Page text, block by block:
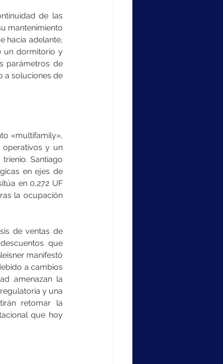
de las
mantenimiento
hacia adelante,
un dormitorio y
parámetros de
a soluciones de
«multifamily»,
operativos y un
Santiago
en ejes de
en 0,272 UF
la ocupación
de ventas de
que
manifestó
a cambios
amenazan la
y una
retomar la
que hoy